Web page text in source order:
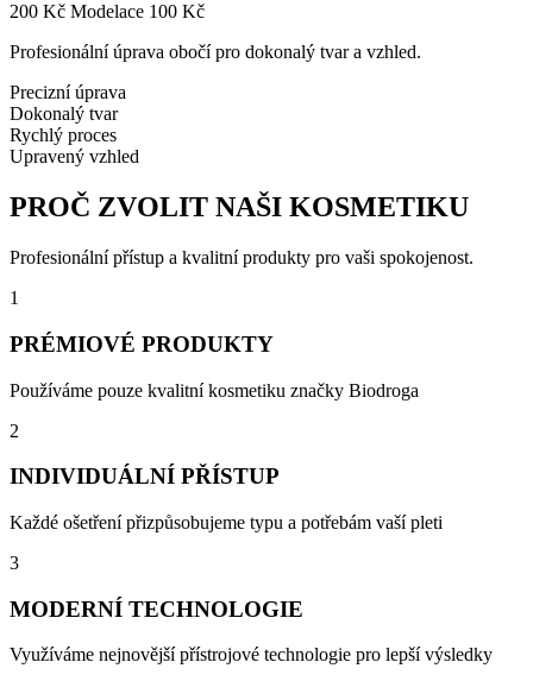
200 Kč Modelace 100 Kč
Profesionální úprava obočí pro dokonalý tvar a vzhled.
Precizní úprava
Dokonalý tvar
Rychlý proces
Upravený vzhled
PROČ ZVOLIT NAŠI KOSMETIKU
Profesionální přístup a kvalitní produkty pro vaši spokojenost.
1
PRÉMIOVÉ PRODUKTY
Používáme pouze kvalitní kosmetiku značky Biodroga
2
INDIVIDUÁLNÍ PŘÍSTUP
Každé ošetření přizpůsobujeme typu a potřebám vaší pleti
3
MODERNÍ TECHNOLOGIE
Využíváme nejnovější přístrojové technologie pro lepší výsledky